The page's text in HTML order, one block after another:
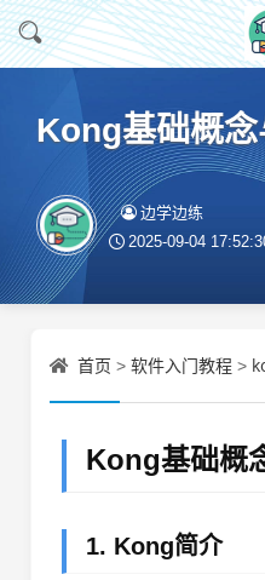
Kong基础概念
边学边练
2025-09-04
首页 > 软件入门教程 >
Kong基础概
1. Kong简介